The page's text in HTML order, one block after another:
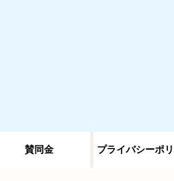
賛同金 プライバシーポ